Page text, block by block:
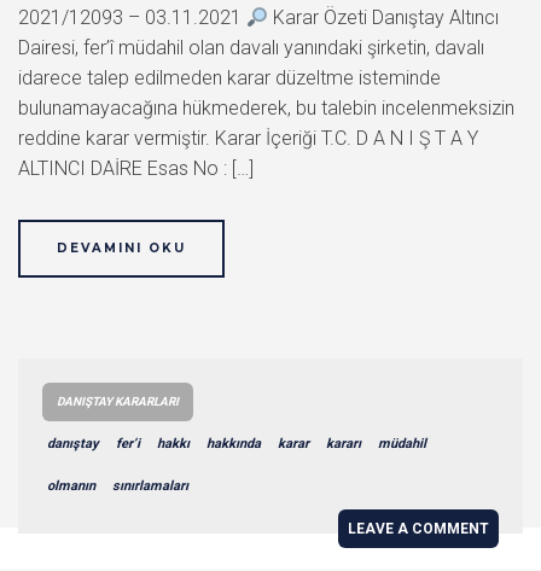
2021/12093 – 03.11.2021
Karar Özeti Danıştay Altıncı
Dairesi, fer’î müdahil olan davalı yanındaki şirketin, davalı
idarece talep edilmeden karar düzeltme isteminde
bulunamayacağına hükmederek, bu talebin incelenmeksizin
reddine karar vermiştir. Karar İçeriği T.C. D A N I Ş T A Y
ALTINCI DAİRE Esas No : […]
DEVAMINI OKU
DANIŞTAY KARARLARI
danıştay fer’i hakkı hakkında karar kararı müdahil
olmanın sınırlamaları
LEAVE A COMMENT